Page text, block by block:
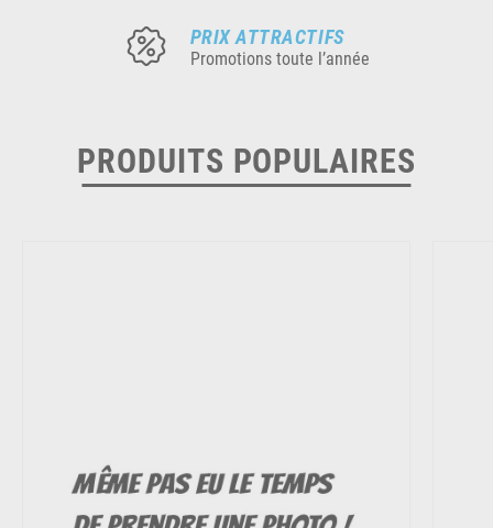
PRIX ATTRACTIFS
Promotions toute l’année
PRODUITS POPULAIRES